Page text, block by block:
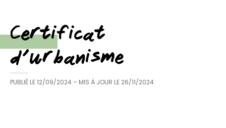
Certificat
d’urbanisme
PUBLIÉ LE12/09/2024 – MIS À JOUR LE 26/11/2024